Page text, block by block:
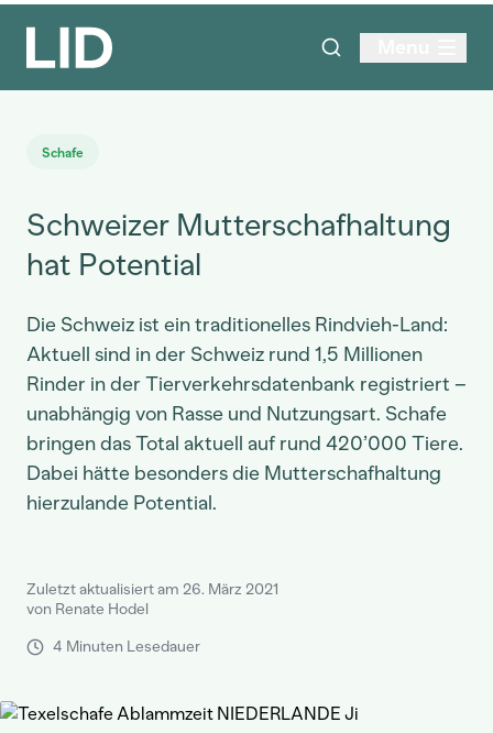
Schafe
Schweizer Mutterschafhaltung
hat Potential
Die Schweiz ist ein traditionelles Rindvieh-Land:
Aktuell sind in der Schweiz rund 1,5 Millionen
Rinder in der Tierverkehrsdatenbank registriert –
unabhängig von Rasse und Nutzungsart. Schafe
bringen das Total aktuell auf rund 420’000 Tiere.
Dabei hätte besonders die Mutterschafhaltung
hierzulande Potential.
Zuletzt aktualisiert am 26. März 2021
von Renate Hodel
4 Minuten Lesedauer